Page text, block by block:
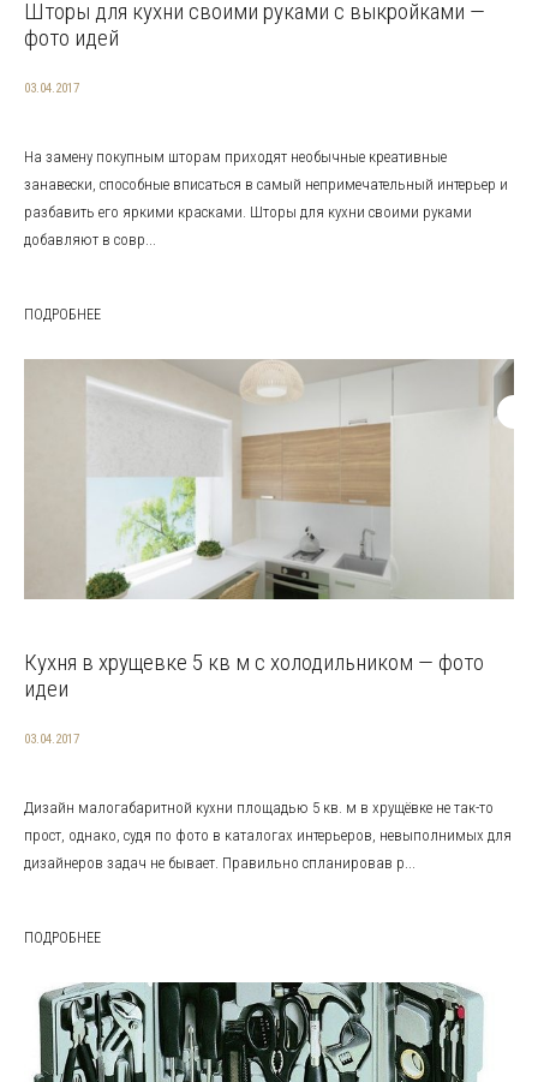
Шторы для кухни своими руками с выкройками —
фото идей
03.04.2017
На замену покупным шторам приходят необычные креативные
занавески, способные вписаться в самый непримечательный интерьер и
разбавить его яркими красками. Шторы для кухни своими руками
добавляют в совр...
ПОДРОБНЕЕ
Кухня в хрущевке 5 кв м с холодильником — фото
идеи
03.04.2017
Дизайн малогабаритной кухни площадью 5 кв. м в хрущёвке не так-то
прост, однако, судя по фото в каталогах интерьеров, невыполнимых для
дизайнеров задач не бывает. Правильно спланировав р...
ПОДРОБНЕЕ